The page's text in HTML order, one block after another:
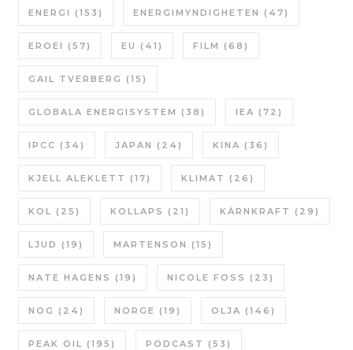
ENERGI (153) ENERGIMYNDIGHETEN (47)
EROEI (57) EU (41) FILM (68)
GAIL TVERBERG (15)
GLOBALA ENERGISYSTEM (38) IEA (72)
IPCC (34) JAPAN (24) KINA (36)
KJELL ALEKLETT (17) KLIMAT (26)
KOL (25) KOLLAPS (21) KÄRNKRAFT (29)
LJUD (19) MARTENSON (15)
NATE HAGENS (19) NICOLE FOSS (23)
NOG (24) NORGE (19) OLJA (146)
PEAK OIL (195) PODCAST (53)